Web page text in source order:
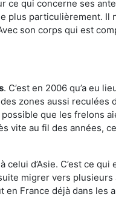
ce qui concerne ses
plus particulièrement. Il
son corps qui est
. C’est en 2006 qu’a eu
zones aussi reculées
que les frelons
vite au fil des années,
d’Asie. C’est ce
migrer vers
France déjà dans les